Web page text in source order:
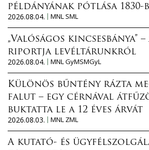
példányának pótlása 1830-
2026.08.04.
MNL SML
„Valóságos kincsesbánya” –
riportja levéltárunkról
2026.08.04.
MNL GyMSMGyL
Különös bűntény rázta
falut – egy cérnával
buktatta le a 12 éves árvát
2026.08.03.
MNL ZML
A kutató- és